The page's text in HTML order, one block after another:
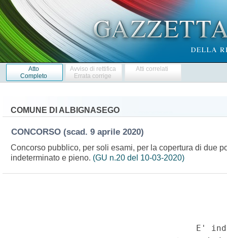
Atto
Completo
Avviso di rettifica
Errata corrige
Atti correlati
COMUNE DI ALBIGNASEGO
CONCORSO (scad. 9 aprile 2020)
Concorso pubblico, per soli esami, per la copertura di due
indeterminato e pieno. (GU n.20 del 10-03-2020)